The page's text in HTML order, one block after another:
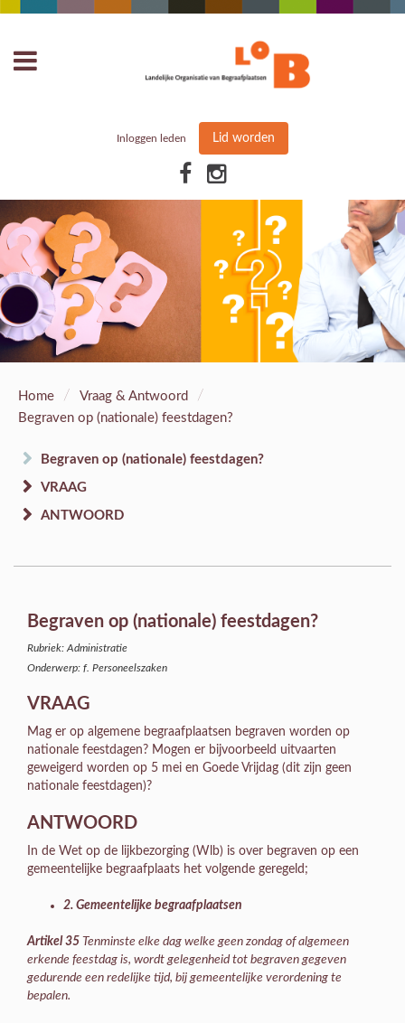
Inloggen leden Lid worden
Home / Vraag & Antwoord /
Begraven op (nationale) feestdagen?
Begraven op (nationale) feestdagen?
VRAAG
ANTWOORD
Begraven op (nationale) feestdagen?
Rubriek: Administratie
Onderwerp: f. Personeelszaken
VRAAG
Mag er op algemene begraafplaatsen begraven worden op
nationale feestdagen? Mogen er bijvoorbeeld uitvaarten
geweigerd worden op 5 mei en Goede Vrijdag (dit zijn geen
nationale feestdagen)?
ANTWOORD
In de Wet op de lijkbezorging (Wlb) is over begraven op een
gemeentelijke begraafplaats het volgende geregeld;
2. Gemeentelijke begraafplaatsen
Artikel 35 Tenminste elke dag welke geen zondag of algemeen
erkende feestdag is, wordt gelegenheid tot begraven gegeven
gedurende een redelijke tijd, bij gemeentelijke verordening te
bepalen.